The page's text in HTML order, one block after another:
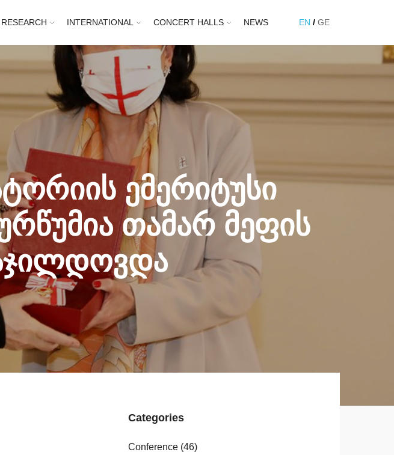
RESEARCH INTERNATIONAL CONCERT HALLS NEWS EN GE
ემერიტუსი
თამარ მეფის
Categories
Conference(46)